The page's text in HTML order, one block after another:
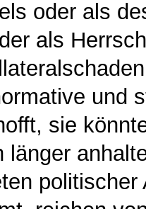
oder als
als
und
sie
länger